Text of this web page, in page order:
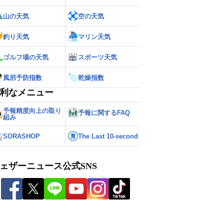
山の天気 空の天気
釣り天気 マリン天気
ゴルフ場の天気 スポーツ天気
風邪予防指数 乾燥指数
なメニュー
予報精度向上の取り
組み
予報に関するFAQ
SORASHOP The Last 10-second
ザーニュース公式SNS